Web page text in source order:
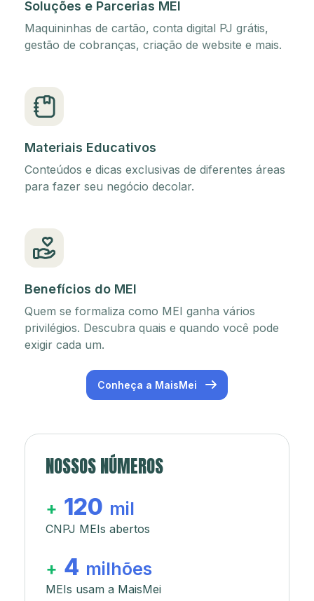
Soluções e Parcerias MEI
Maquininhas de cartão, conta digital PJ grátis,
gestão de cobranças, criação de website e mais.
Materiais Educativos
Conteúdos e dicas exclusivas de diferentes áreas
para fazer seu negócio decolar.
Benefícios do MEI
Quem se formaliza como MEI ganha vários
privilégios. Descubra quais e quando você pode
exigir cada um.
Conheça a MaisMei
NOSSOS NÚMEROS
+ 120 mil
CNPJ MEIs abertos
+ 4 milhões
MEIs usam a MaisMei